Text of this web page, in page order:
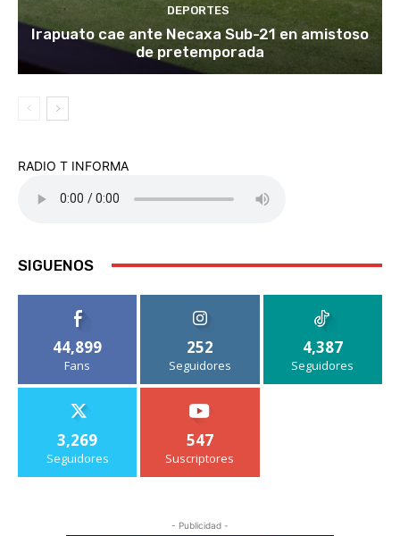
DEPORTES
Irapuato cae ante Necaxa Sub-21 en amistoso
de pretemporada
RADIO T INFORMA
SIGUENOS
44,899
Fans
252
Seguidores
4,387
Seguidores
3,269
Seguidores
547
Suscriptores
- Publicidad -